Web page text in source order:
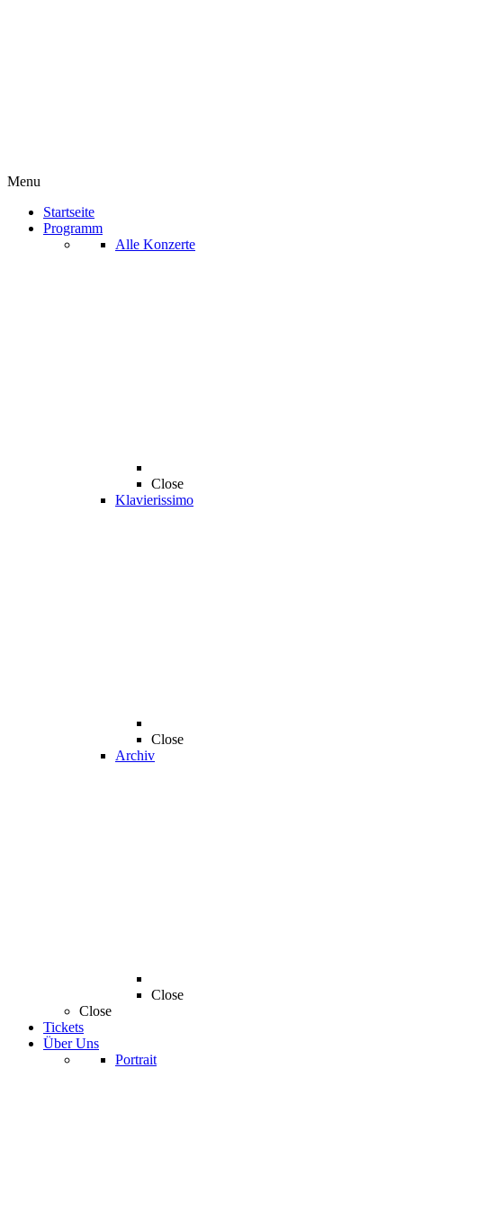
Menu
Startseite
Programm
Alle Konzerte
Close
Klavierissimo
Close
Archiv
Close
Close
Tickets
Über Uns
Portrait